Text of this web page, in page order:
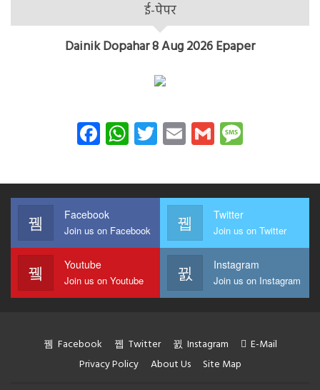
ई-पेपर
Dainik Dopahar 8 Aug 2026 Epaper
Facebook
WhatsApp
Twitter
EmailGmail
Facebook
Join us on Facebook
Twitter
Join us on Twitter
Youtube
Join us on Youtube
Instagram
Join us on Instagram
Facebook Twitter Instagram
E-Mail
Privacy Policy
About Us Site Map